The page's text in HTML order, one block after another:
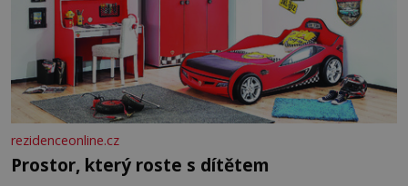
rezidenceonline.cz
Prostor, který roste s dítětem